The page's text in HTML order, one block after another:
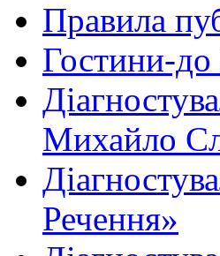
Правила
Гостини-до
Михайло
Речення»